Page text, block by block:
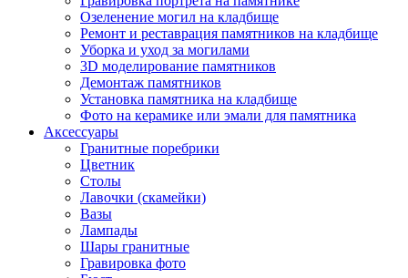
Озеленение могил на кладбище
Ремонт и реставрация памятников на кладбище
Уборка и уход за могилами
3D моделирование памятников
Демонтаж памятников
Установка памятника на кладбище
Фото на керамике или эмали для памятника
Аксессуары
Гранитные поребрики
Цветник
Столы
Лавочки (скамейки)
Вазы
Лампады
Шары гранитные
Гравировка фото